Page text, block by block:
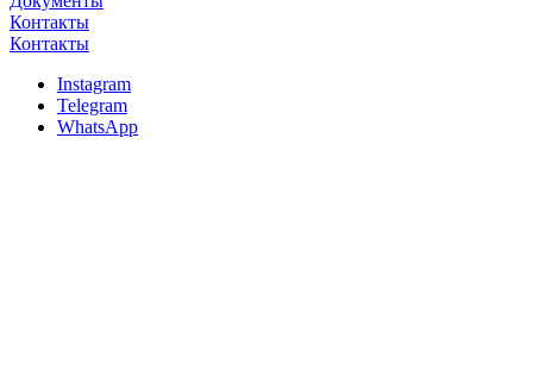
Контакты
Контакты
Instagram
Telegram
WhatsApp